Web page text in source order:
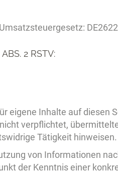
2 RSTV:
eigene Inhalte auf diesen
verpflichtet,
Tätigkeit hinweisen.
von Informationen
der Kenntnis einer